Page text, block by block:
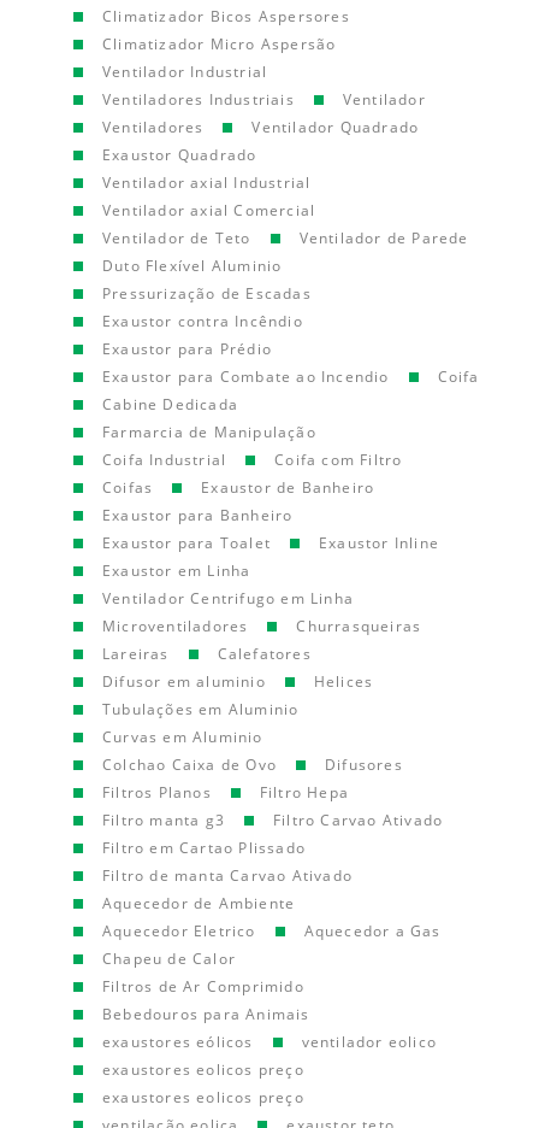
Climatizador Bicos Aspersores
Climatizador Micro Aspersão
Ventilador Industrial
Ventiladores Industriais
Ventilador
Ventiladores
Ventilador Quadrado
Exaustor Quadrado
Ventilador axial Industrial
Ventilador axial Comercial
Ventilador de Teto
Ventilador de Parede
Duto Flexível Aluminio
Pressurização de Escadas
Exaustor contra Incêndio
Exaustor para Prédio
Exaustor para Combate ao Incendio
Coifa
Cabine Dedicada
Farmarcia de Manipulação
Coifa Industrial
Coifa com Filtro
Coifas
Exaustor de Banheiro
Exaustor para Banheiro
Exaustor para Toalet
Exaustor Inline
Exaustor em Linha
Ventilador Centrifugo em Linha
Microventiladores
Churrasqueiras
Lareiras
Calefatores
Difusor em aluminio
Helices
Tubulações em Aluminio
Curvas em Aluminio
Colchao Caixa de Ovo
Difusores
Filtros Planos
Filtro Hepa
Filtro manta g3
Filtro Carvao Ativado
Filtro em Cartao Plissado
Filtro de manta Carvao Ativado
Aquecedor de Ambiente
Aquecedor Eletrico
Aquecedor a Gas
Chapeu de Calor
Filtros de Ar Comprimido
Bebedouros para Animais
exaustores eólicos
ventilador eolico
exaustores eolicos preço
exaustores eolicos preço